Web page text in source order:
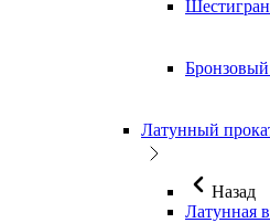
Латунный
Назад
Латунная